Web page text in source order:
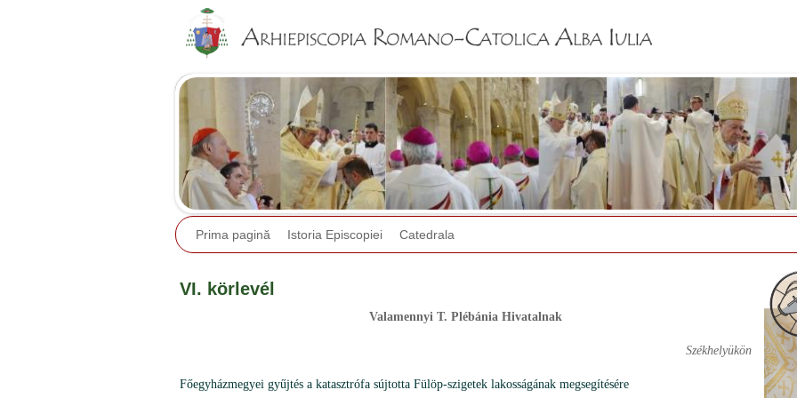
Prima pagină Istoria Episcopiei Catedrala
VI. körlevél
Valamennyi T. Plébánia Hivatalnak
Székhelyükön
Főegyházmegyei gyűjtés a katasztrófa sújtotta Fülöp-szigetek lakosságának megsegítésére